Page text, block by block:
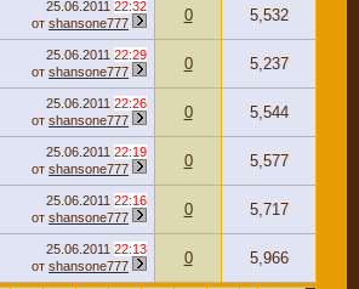
25.06.2011 22:32
от shansone777 0 5,532
25.06.2011 22:29
от shansone777 0 5,237
25.06.2011 22:26
от shansone777 0 5,544
25.06.2011 22:19
от shansone777 0 5,577
25.06.2011 22:16
от shansone777 0 5,717
25.06.2011 22:13
от shansone777 0 5,966